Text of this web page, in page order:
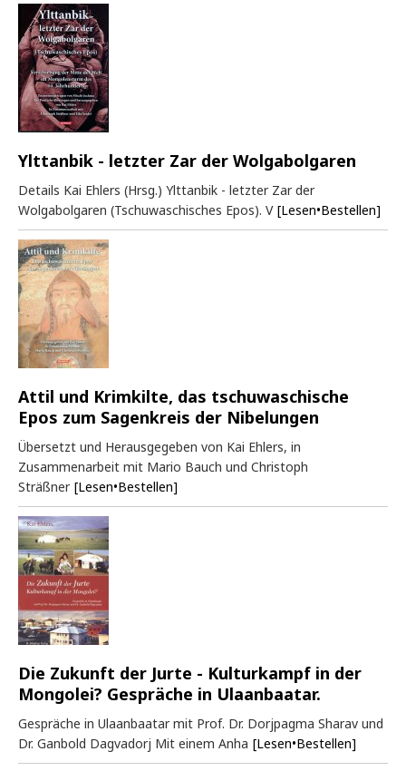
Ylttanbik - letzter Zar der Wolgabolgaren
Details Kai Ehlers (Hrsg.) Ylttanbik - letzter Zar der
Wolgabolgaren (Tschuwaschisches Epos). V [Lesen•Bestellen]
Attil und Krimkilte, das tschuwaschische
Epos zum Sagenkreis der Nibelungen
Übersetzt und Herausgegeben von Kai Ehlers, in
Zusammenarbeit mit Mario Bauch und Christoph
Sträßner [Lesen•Bestellen]
Die Zukunft der Jurte - Kulturkampf in der
Mongolei? Gespräche in Ulaanbaatar.
Gespräche in Ulaanbaatar mit Prof. Dr. Dorjpagma Sharav und
Dr. Ganbold Dagvadorj Mit einem Anha [Lesen•Bestellen]